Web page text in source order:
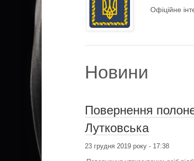
Офіційне
Новини
Повернення
Лутковська
23 грудня 2019 року - 17:38